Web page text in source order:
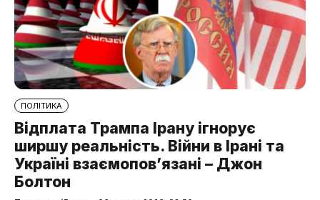
ПОЛІТИКА
Відплата Трампа Ірану ігнорує
ширшу реальність. Війни в Ірані та
Україні взаємопов’язані – Джон
Болтон